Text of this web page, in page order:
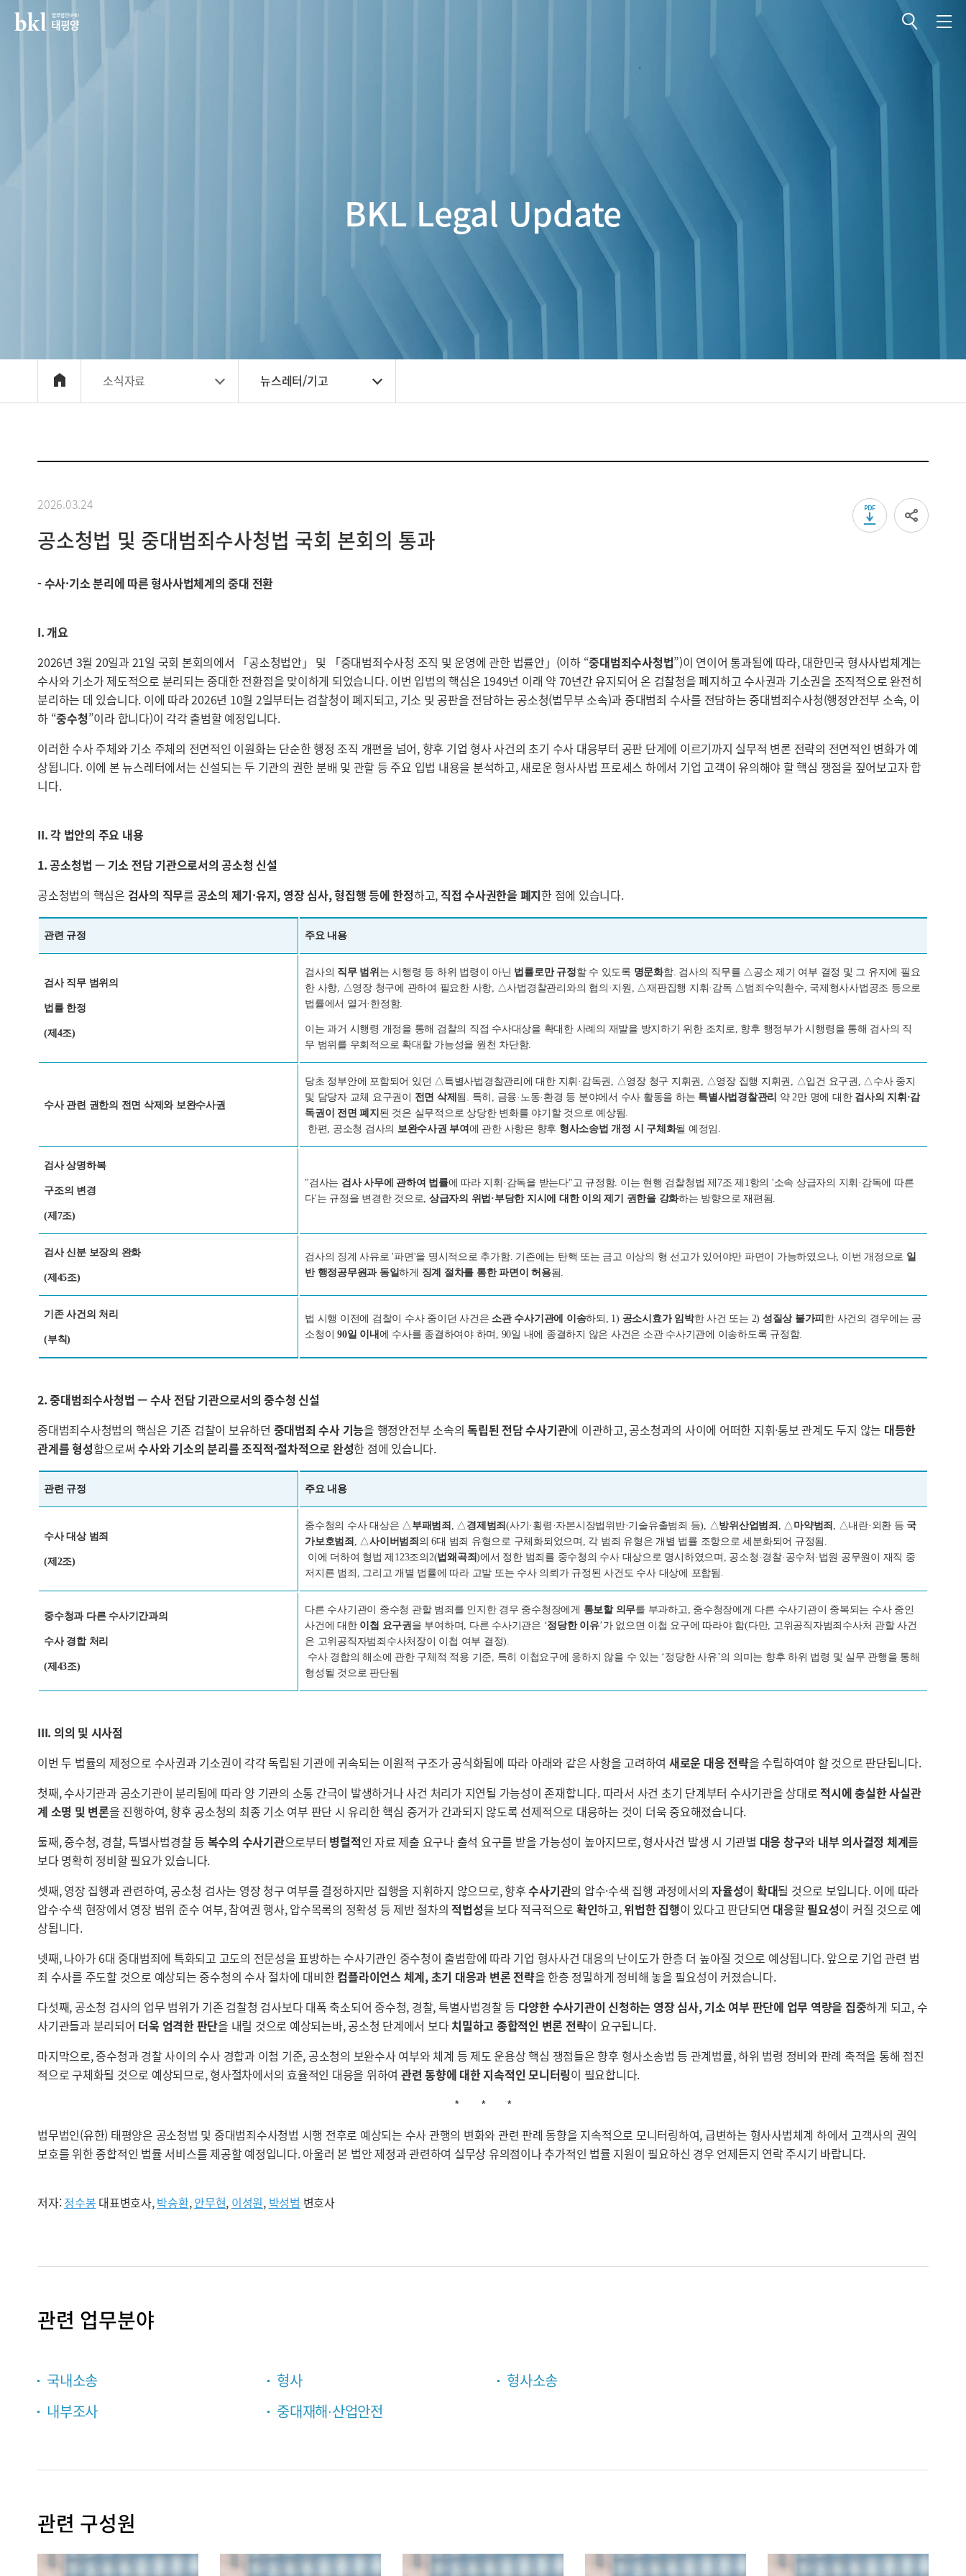
BKL Legal Update
소식자료 뉴스레터/기고
2026.03.24
공소청법 및 중대범죄수사청법 국회 본회의 통과
- 수사·기소 분리에 따른 형사사법체계의 중대 전환
I. 개요
2026년 3월 20일과 21일 국회 본회의에서 「공소청법안」 및 「중대범죄수사청 조직 및 운영에 관한 법률안」(이하 “중대범죄수사청법”)이 연이어 통과됨에 따라, 대한민국 형사사법체계는
수사와 기소가 제도적으로 분리되는 중대한 전환점을 맞이하게 되었습니다. 이번 입법의 핵심은 1949년 이래 약 70년간 유지되어 온 검찰청을 폐지하고 수사권과 기소권을 조직적으로 완전히
분리하는 데 있습니다. 이에 따라 2026년 10월 2일부터는 검찰청이 폐지되고, 기소 및 공판을 전담하는 공소청(법무부 소속)과 중대범죄 수사를 전담하는 중대범죄수사청(행정안전부 소속, 이
하 “중수청”이라 합니다)이 각각 출범할 예정입니다.
이러한 수사 주체와 기소 주체의 전면적인 이원화는 단순한 행정 조직 개편을 넘어, 향후 기업 형사 사건의 초기 수사 대응부터 공판 단계에 이르기까지 실무적 변론 전략의 전면적인 변화가 예
상됩니다. 이에 본 뉴스레터에서는 신설되는 두 기관의 권한 분배 및 관할 등 주요 입법 내용을 분석하고, 새로운 형사사법 프로세스 하에서 기업 고객이 유의해야 할 핵심 쟁점을 짚어보고자 합
니다.
II. 각 법안의 주요 내용
1. 공소청법 — 기소 전담 기관으로서의 공소청 신설
공소청법의 핵심은 검사의 직무를 공소의 제기·유지, 영장 심사, 형집행 등에 한정하고, 직접 수사권한을 폐지한 점에 있습니다.
관련 규정 주요 내용
검사 직무 범위의
법률 한정
(제4조)
검사의 직무 범위 는 시행령 등 하위 법령이 아닌 법률로만 규정할 수 있도록 명문화함. 검사의 직무를 △공소 제기 여부 결정 및 그 유지에 필요
한 사항, △영장 청구에 관하여 필요한 사항, △사법경찰관리와의 협의·지원, △재판집행 지휘·감독 △범죄수익환수, 국제형사사법공조 등으로
법률에서 열거·한정함.
이는 과거 시행령 개정을 통해 검찰의 직접 수사대상을 확대한 사례의 재발을 방지하기 위한 조치로, 향후 행정부가 시행령을 통해 검사의 직
무 범위를 우회적으로 확대할 가능성을 원천 차단함.
수사 관련 권한의 전면 삭제와 보완수사권
당초 정부안에 포함되어 있던 △특별사법경찰관리에 대한 지휘·감독권, △영장 청구 지휘권, △영장 집행 지휘권, △입건 요구권, △수사 중지
및 담당자 교체 요구권이 전면 삭제 됨. 특히, 금융·노동·환경 등 분야에서 수사 활동을 하는 특별사법경찰관리 약 2만 명에 대한 검사의 지휘·감
독권이 전면 폐지 된 것은 실무적으로 상당한 변화를 야기할 것으로 예상됨.
한편, 공소청 검사의
보완수사권 부여 에 관한 사항은 향후 형사소송법 개정 시 구체화될 예정임.
검사 상명하복
구조의 변경
(제7조)
"검사는 검사 사무에 관하여 법률에 따라 지휘·감독을 받는다"고 규정함. 이는 현행 검찰청법 제7조 제1항의 '소속 상급자의 지휘·감독에 따른
다'는 규정을 변경한 것으로, 상급자의 위법·부당한 지시에 대한 이의 제기 권한을 강화하는 방향으로 재편됨.
검사 신분 보장의 완화
(제45조)
검사의 징계 사유로 '파면'을 명시적으로 추가함. 기존에는 탄핵 또는 금고 이상의 형 선고가 있어야만 파면이 가능하였으나, 이번 개정으로 일
반 행정공무원과 동일하게 징계 절차를 통한 파면이 허용됨.
기존 사건의 처리
(부칙)
법 시행 이전에 검찰이 수사 중이던 사건은 소관 수사기관에 이송하되, 1) 공소시효가 임박한 사건 또는 2) 성질상 불가피 한 사건의 경우에는 공
소청이90일 이내 에 수사를 종결하여야 하며, 90일 내에 종결하지 않은 사건은 소관 수사기관에 이송하도록 규정함.
2. 중대범죄수사청법 — 수사 전담 기관으로서의 중수청 신설
중대범죄수사청법의 핵심은 기존 검찰이 보유하던 중대범죄 수사 기능을 행정안전부 소속의 독립된 전담 수사기관에 이관하고, 공소청과의 사이에 어떠한 지휘·통보 관계도 두지 않는 대등한
관계를 형성함으로써수사와 기소의 분리를 조직적·절차적으로 완성한 점에 있습니다.
관련 규정 주요 내용
수사 대상 범죄
(제2조)
중수청의 수사 대상은 △ 부패범죄 , △ 경제범죄(사기·횡령·자본시장법위반·기술유출범죄 등), △방위산업범죄 , △ 마약범죄 , △내란·외환 등 국
가보호범죄
, △사이버범죄 의 6대 범죄 유형으로 구체화되었으며, 각 범죄 유형은 개별 법률 조항으로 세분화되어 규정됨.
이에 더하여 형법 제123조의2(법왜곡죄)에서 정한 범죄를 중수청의 수사 대상으로 명시하였으며, 공소청·경찰·공수처·법원 공무원이 재직 중
저지른 범죄, 그리고 개별 법률에 따라 고발 또는 수사 의뢰가 규정된 사건도 수사 대상에 포함됨.
중수청과 다른 수사기간과의
수사 경합 처리
(제43조)
다른 수사기관이 중수청 관할 범죄를 인지한 경우 중수청장에게 통보할 의무를 부과하고, 중수청장에게 다른 수사기관이 중복되는 수사 중인
사건에 대한 이첩 요구권 을 부여하며, 다른 수사기관은 ‘정당한 이유’가 없으면 이첩 요구에 따라야 함(다만, 고위공직자범죄수사처 관할 사건
은 고위공직자범죄수사처장이 이첩 여부 결정).
수사 경합의 해소에 관한 구체적 적용 기준, 특히 이첩요구에 응하지 않을 수 있는 ‘정당한 사유’의 의미는 향후 하위 법령 및 실무 관행을 통해
형성될 것으로 판단됨
III. 의의 및 시사점
이번 두 법률의 제정으로 수사권과 기소권이 각각 독립된 기관에 귀속되는 이원적 구조가 공식화됨에 따라 아래와 같은 사항을 고려하여 새로운 대응 전략을 수립하여야 할 것으로 판단됩니다.
첫째, 수사기관과 공소기관이 분리됨에 따라 양 기관의 소통 간극이 발생하거나 사건 처리가 지연될 가능성이 존재합니다. 따라서 사건 초기 단계부터 수사기관을 상대로적시에 충실한 사실관
계 소명 및 변론을 진행하여, 향후 공소청의 최종 기소 여부 판단 시 유리한 핵심 증거가 간과되지 않도록 선제적으로 대응하는 것이 더욱 중요해졌습니다.
둘째, 중수청, 경찰, 특별사법경찰 등 복수의 수사기관으로부터 병렬적인 자료 제출 요구나 출석 요구를 받을 가능성이 높아지므로, 형사사건 발생 시 기관별 대응 창구와 내부 의사결정 체계를
보다 명확히 정비할 필요가 있습니다.
셋째, 영장 집행과 관련하여, 공소청 검사는 영장 청구 여부를 결정하지만 집행을 지휘하지 않으므로, 향후수사기관의 압수·수색 집행 과정에서의 자율성이 확대될 것으로 보입니다. 이에 따라
압수·수색 현장에서 영장 범위 준수 여부, 참여권 행사, 압수목록의 정확성 등 제반 절차의적법성을 보다 적극적으로 확인하고,위법한 집행이 있다고 판단되면 대응할 필요성이 커질 것으로 예
상됩니다.
넷째, 나아가 6대 중대범죄에 특화되고 고도의 전문성을 표방하는 수사기관인 중수청이 출범함에 따라 기업 형사사건 대응의 난이도가 한층 더 높아질 것으로 예상됩니다. 앞으로 기업 관련 범
죄 수사를 주도할 것으로 예상되는 중수청의 수사 절차에 대비한 컴플라이언스 체계, 초기 대응과 변론 전략을 한층 정밀하게 정비해 놓을 필요성이 커졌습니다.
다섯째, 공소청 검사의 업무 범위가 기존 검찰청 검사보다 대폭 축소되어 중수청, 경찰, 특별사법경찰 등 다양한 수사기관이 신청하는 영장 심사, 기소 여부 판단에 업무 역량을 집중하게 되고, 수
사기관들과 분리되어 더욱 엄격한 판단을 내릴 것으로 예상되는바, 공소청 단계에서 보다치밀하고 종합적인 변론 전략이 요구됩니다.
마지막으로, 중수청과 경찰 사이의 수사 경합과 이첩 기준, 공소청의 보완수사 여부와 체계 등 제도 운용상 핵심 쟁점들은 향후 형사소송법 등 관계법률, 하위 법령 정비와 판례 축적을 통해 점진
적으로 구체화될 것으로 예상되므로, 형사절차에서의 효율적인 대응을 위하여 관련 동향에 대한 지속적인 모니터링이 필요합니다.
* * *
법무법인(유한) 태평양은 공소청법 및 중대범죄수사청법 시행 전후로 예상되는 수사 관행의 변화와 관련 판례 동향을 지속적으로 모니터링하여, 급변하는 형사사법체계 하에서 고객사의 권익
보호를 위한 종합적인 법률 서비스를 제공할 예정입니다. 아울러 본 법안 제정과 관련하여 실무상 유의점이나 추가적인 법률 지원이 필요하신 경우 언제든지 연락 주시기 바랍니다.
저자:정수봉 대표변호사,박승환,안무현, 이성원, 박성범 변호사
관련 업무분야
국내소송 형사
형사소송
내부조사
중대재해∙산업안전
관련 구성원